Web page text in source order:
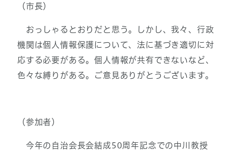
（市長）
おっしゃるとおりだと思う。しかし、我々、行政
機関は個人情報保護について、法に基づき適切に対
応する必要がある。個人情報が共有できないなど、
色々な縛りがある。ご意見ありがとうございます。
（参加者）
今年の自治会長会結成50周年記念での中川教授